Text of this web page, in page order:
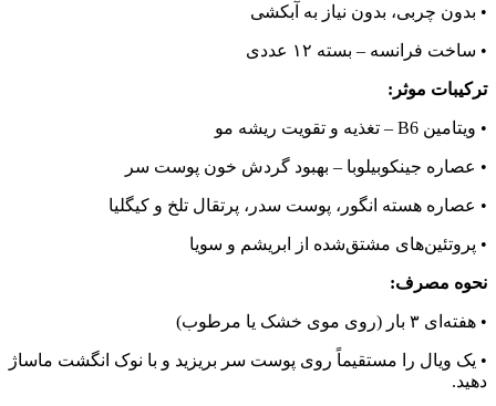
• بدون چربی، بدون نیاز به آبکشی
• ساخت فرانسه – بسته ۱۲ عددی
ترکیبات موثر:
• ویتامین B6 – تغذیه و تقویت ریشه مو
• عصاره جینکوبیلوبا – بهبود گردش خون پوست سر
• عصاره هسته انگور، پوست سدر، پرتقال تلخ و کیگلیا
• پروتئین‌های مشتق‌شده از ابریشم و سویا
نحوه مصرف:
• هفته‌ای ۳ بار (روی موی خشک یا مرطوب)
• یک ویال را مستقیماً روی پوست سر بریزید و با نوک انگشت ماساژ
دهید.